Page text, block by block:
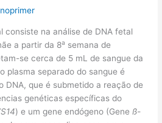
consiste na análise de DNA fetal
a partir da 8a semana de
se cerca de 5 mL de sangue da
plasma separado do sangue é
DNA, que é submetido a reação de
genéticas específicas do
) e um gene endógeno (Gene ß-